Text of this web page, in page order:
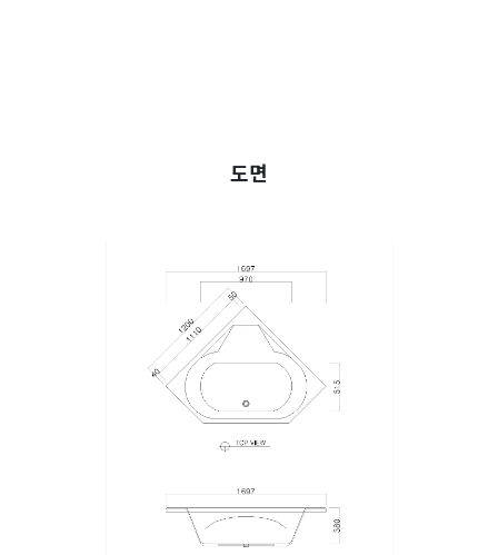
도면